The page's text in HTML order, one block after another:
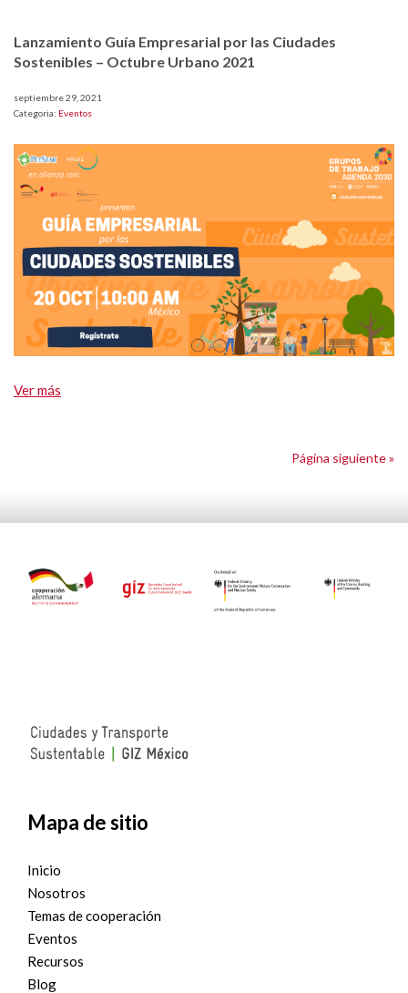
Lanzamiento Guía Empresarial por las Ciudades
Sostenibles – Octubre Urbano 2021
septiembre 29, 2021
Categoria: Eventos
Ver más
Página siguiente »
Mapa de sitio
Inicio
Nosotros
Temas de cooperación
Eventos
Recursos
Blog